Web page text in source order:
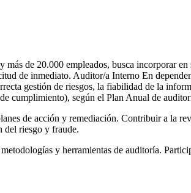
de 20.000 empleados, busca incorporar en
de inmediato. Auditor/a Interno En
gestión de riesgos, la fiabilidad de la
cumplimiento), según el Plan Anual de
de acción y remediación. Contribuir a la
del riesgo y fraude.
y herramientas de auditoría.